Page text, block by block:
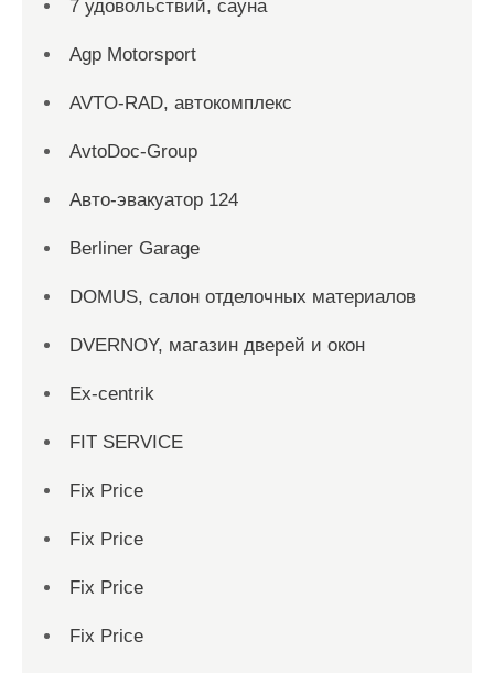
7 удовольствий, сауна
Agp Motorsport
AVTO-RAD, автокомплекс
AvtoDoc-Group
Aвто-эвакуатор 124
Berliner Garage
DOMUS, салон отделочных материалов
DVERNOY, магазин дверей и окон
Ex-centrik
FIT SERVICE
Fix Price
Fix Price
Fix Price
Fix Price